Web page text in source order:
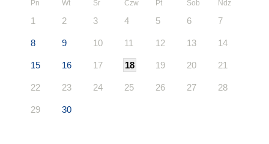
Pn Wt Śr Czw Pt Sob Ndz
1 2 3 4 5 6 7
8 9 10 11 12 13 14
15 16 17 18 19 20 21
22 23 24 25 26 27 28
29 30